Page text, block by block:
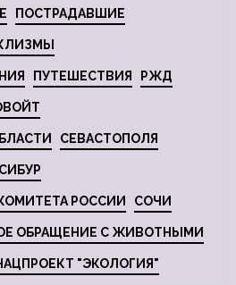
ПОСТРАДАВШИЕ
ПУТЕШЕСТВИЯ РЖД
СЕВАСТОПОЛЯ
СИБУР
РОССИИ СОЧИ
ОБРАЩЕНИЕ С ЖИВОТНЫМИ
"ЭКОЛОГИЯ"